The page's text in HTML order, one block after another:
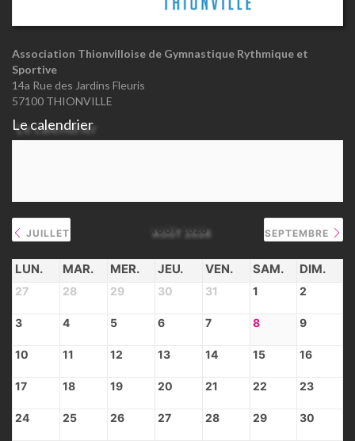
Association Thionvilloise de Gymnastique Rythmique et
Sportive
14a Rue des Jardins Fleuris
57100 THIONVILLE
Le calendrier
JUILLET AOÛT 2026 SEPTEMBRE
LUN. MAR. MER. JEU. VEN. SAM. DIM.
27 28 29 30 31 1 2
3 4 5 6 7 8 9
10 11 12 13 14 15 16
17 18 19 20 21 22 23
24 25 26 27 28 29 30